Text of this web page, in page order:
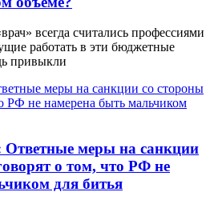
всегда считались профессиями
работать в эти бюджетные
привыкли
меры на санкции
о том, что РФ не
для битья